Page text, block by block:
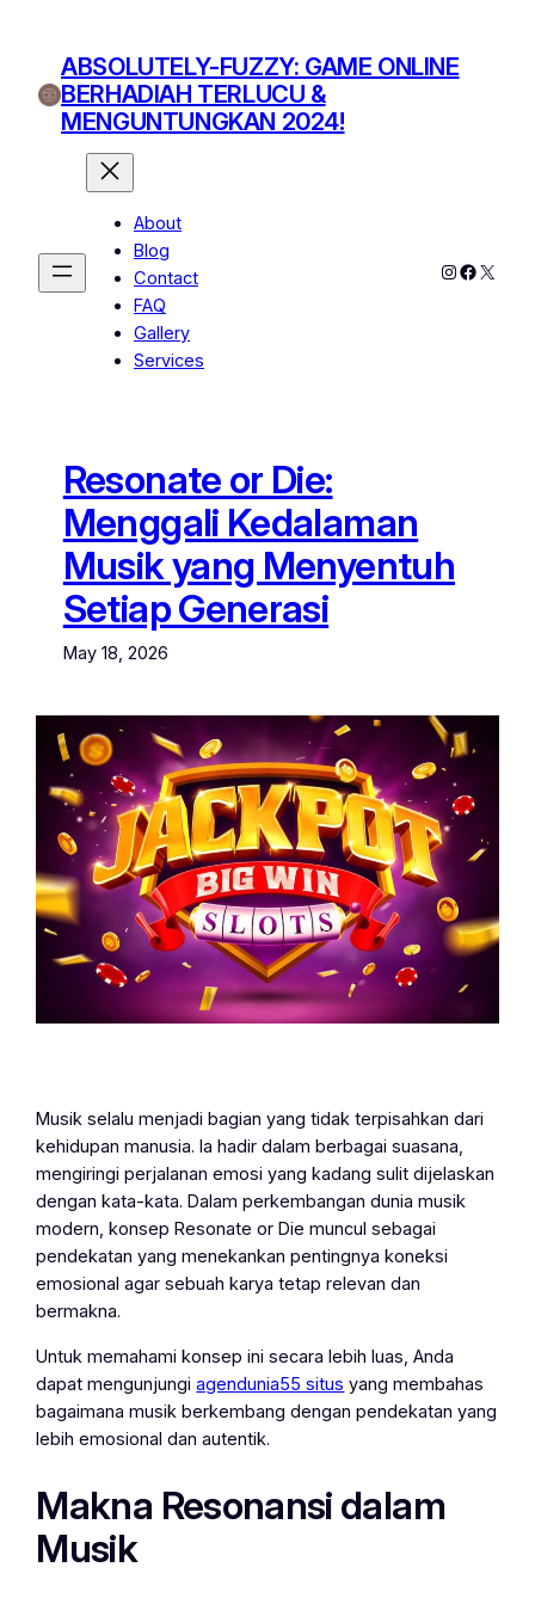
contentABSOLUTELY-FUZZY: GAME ONLINE
BERHADIAH TERLUCU &
MENGUNTUNGKAN 2024!
About
Blog
Contact
FAQ
Gallery
Services
Instagram
X
Resonate or Die:
Menggali Kedalaman
Musik yang Menyentuh
Setiap Generasi
May 18, 2026
Musik selalu menjadi bagian yang tidak terpisahkan dari
kehidupan manusia. Ia hadir dalam berbagai suasana,
mengiringi perjalanan emosi yang kadang sulit dijelaskan
dengan kata-kata. Dalam perkembangan dunia musik
modern, konsep Resonate or Die muncul sebagai
pendekatan yang menekankan pentingnya koneksi
emosional agar sebuah karya tetap relevan dan
bermakna.
Untuk memahami konsep ini secara lebih luas, Anda
dapat mengunjungiagendunia55 situs yang membahas
bagaimana musik berkembang dengan pendekatan yang
lebih emosional dan autentik.
Makna Resonansi dalam
Musik